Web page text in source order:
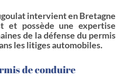
intervient en Bretagne
et possède une expertise
de la défense du permis
les litiges automobiles.
de conduire